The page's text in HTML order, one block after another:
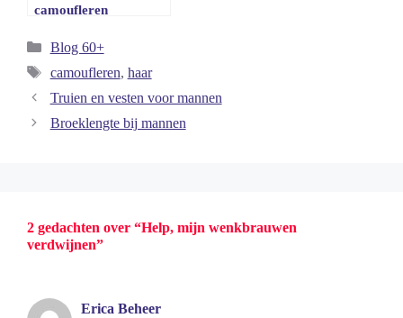
camoufleren
Categorieën
Blog 60+
Tags
camoufleren, haar
Truien en vesten voor mannen
Broeklengte bij mannen
2 gedachten over “Help, mijn wenkbrauwen
verdwijnen”
Erica Beheer